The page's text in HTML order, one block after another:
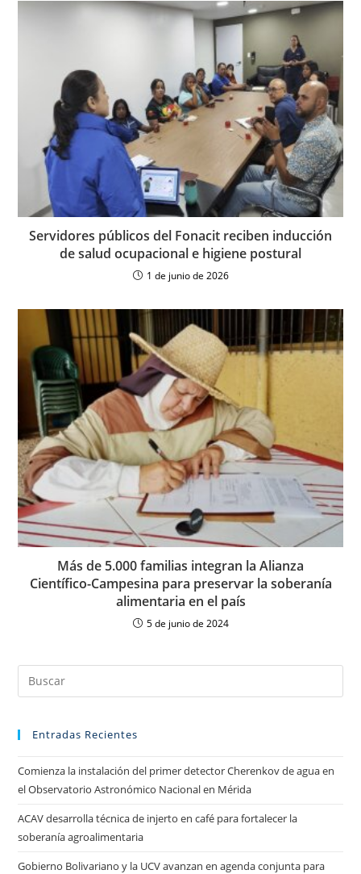
Servidores públicos del Fonacit reciben inducción
de salud ocupacional e higiene postural
1 de junio de 2026
Más de 5.000 familias integran la Alianza
Científico-Campesina para preservar la soberanía
alimentaria en el país
5 de junio de 2024
Entradas Recientes
Comienza la instalación del primer detector Cherenkov de agua en
el Observatorio Astronómico Nacional en Mérida
ACAV desarrolla técnica de injerto en café para fortalecer la
soberanía agroalimentaria
Gobierno Bolivariano y la UCV avanzan en agenda conjunta para